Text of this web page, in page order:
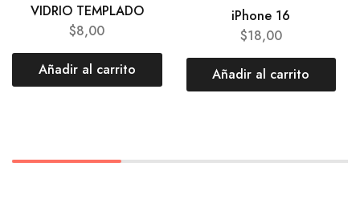
VIDRIO TEMPLADO
$8,00
Añadir al carrito
iPhone 16
$18,00
Añadir al carrito